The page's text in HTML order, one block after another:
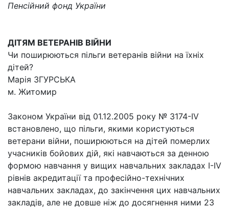
Пенсійний фонд України
ДІТЯМ ВЕТЕРАНІВ ВІЙНИ
Чи поширюються пільги ветеранів війни на їхніх
дітей?
Марія ЗГУРСЬКА
м. Житомир
Законом України від 01.12.2005 року № 3174-ІV
встановлено, що пільги, якими користуються
ветерани війни, поширюються на дітей померлих
учасників бойових дій, які навчаються за денною
формою навчання у вищих навчальних закладах І-ІV
рівнів акредитації та професійно-технічних
навчальних закладах, до закінчення цих навчальних
закладів, але не довше ніж до досягнення ними 23